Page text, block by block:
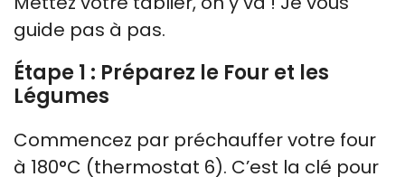
guide pas à pas.
Étape 1 : Préparez le Four et les
Légumes
Commencez par préchauffer votre four
à 180°C (thermostat 6). C’est la clé pour